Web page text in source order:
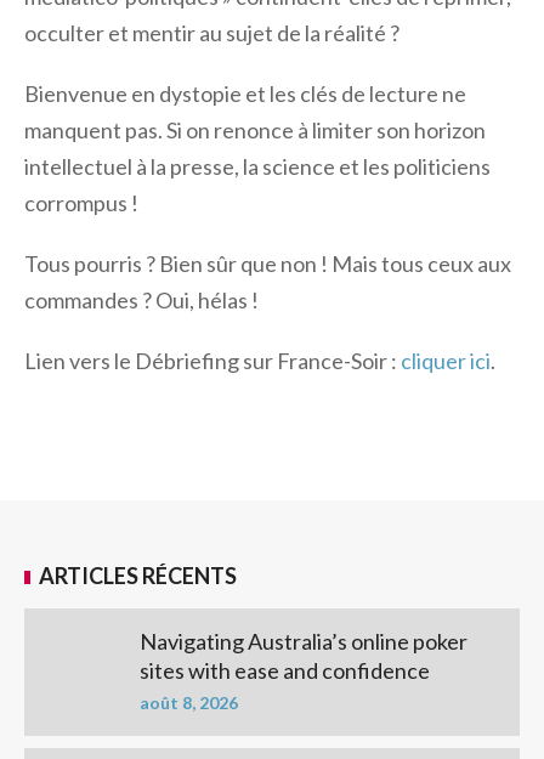
occulter et mentir au sujet de la réalité ?
Bienvenue en dystopie et les clés de lecture ne
manquent pas. Si on renonce à limiter son horizon
intellectuel à la presse, la science et les politiciens
corrompus !
Tous pourris ? Bien sûr que non ! Mais tous ceux aux
commandes ? Oui, hélas !
Lien vers le Débriefing sur France-Soir : cliquer ici.
ARTICLES RÉCENTS
Navigating Australia’s online poker
sites with ease and confidence
août 8, 2026